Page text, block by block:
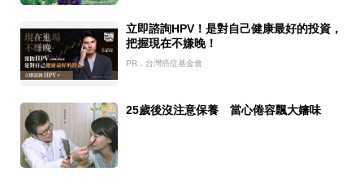
立即諮詢HPV！是對自己健康最好的投資，
把握現在不嫌晚！
PR．台灣癌症基金會
25歲後沒注意保養 當心倦容飄大嬸味